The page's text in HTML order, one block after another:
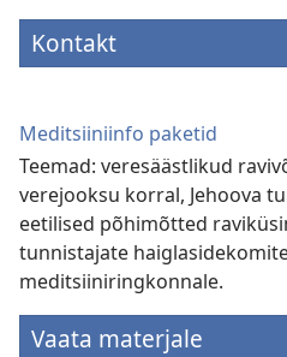
Kontakt
Meditsiiniinfo paketid
Teemad: veresäästlikud
verejooksu korral, Jehoova
eetilised põhimõtted
tunnistajate
meditsiiniringkonnale.
Vaata materjale